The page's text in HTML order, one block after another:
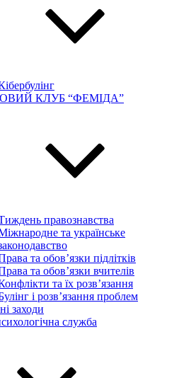
КЛУБ “ФЕМІДА”
правознавства
та українське
та обов’язки підлітків
та обов’язки вчителів
та їх розв’язання
і розв’язання проблем
заходи
служба